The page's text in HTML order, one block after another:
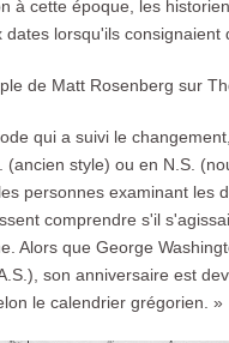
à cette époque, les
dates lorsqu'ils consignaient
de Matt Rosenberg sur
qui a suivi le
(ancien style) ou en N.S.
personnes examinant les
comprendre s'il
Alors que George
son anniversaire est
le calendrier grégorien. »